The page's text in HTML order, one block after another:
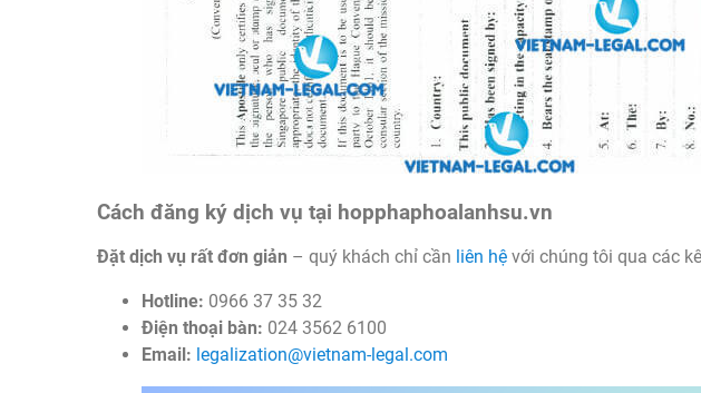
Cách đăng ký dịch vụ tại hopphaphoalanhsu.vn
Đặt dịch vụ rất đơn giản – quý khách chỉ cần liên hệ với chúng tôi qua các
Hotline: 0966 37 35 32
Điện thoại bàn: 024 3562 6100
Email: legalization@vietnam-legal.com